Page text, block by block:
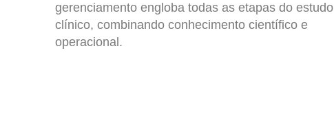
gerenciamento engloba todas as etapas do estudo
clínico, combinando conhecimento científico e
operacional.